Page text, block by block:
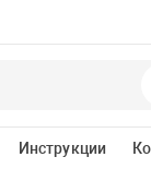
Инструкции